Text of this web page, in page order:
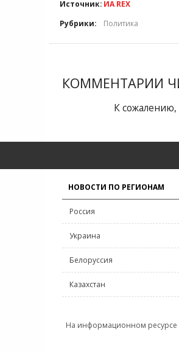
Источник: ИА REX
Рубрики:
Политика
КОММЕНТАРИИ
К
НОВОСТИ ПО РЕГИОНАМ
Россия
Украина
Белоруссия
Казахстан
На информационном ресурсе